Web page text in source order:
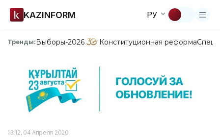
KAZINFORM РУ
Тренды:Выборы-2026 Конституционная реформа
13:12, 04 Апреля 2020